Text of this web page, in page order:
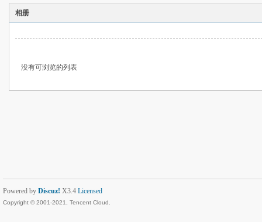
相册
没有可浏览的列表
Powered by Discuz! X3.4 Licensed
Copyright © 2001-2021, Tencent Cloud.